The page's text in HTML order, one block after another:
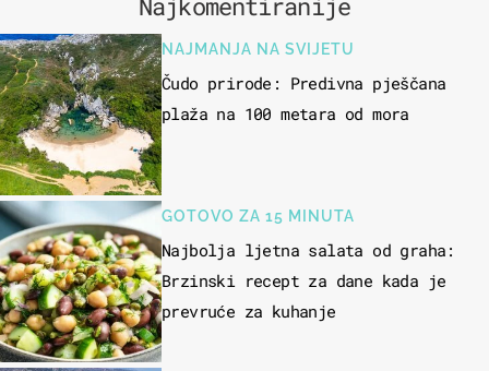
Najkomentiranije
NAJMANJA NA SVIJETU
Čudo prirode: Predivna pješčana
plaža na 100 metara od mora
GOTOVO ZA 15 MINUTA
Najbolja ljetna salata od graha:
Brzinski recept za dane kada je
prevruće za kuhanje